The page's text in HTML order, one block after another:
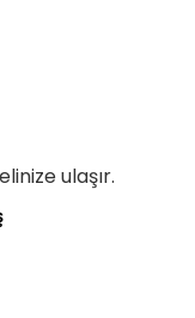
ulaşır.